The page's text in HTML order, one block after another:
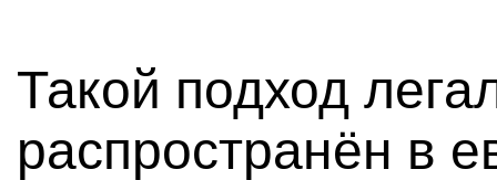
Такой подход
распространён в